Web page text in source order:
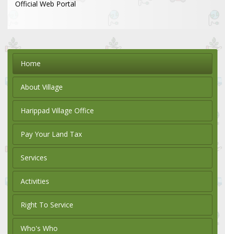
Official Web Portal
Home
About Village
Harippad Village Office
Pay Your Land Tax
Services
Activities
Right To Service
Who's Who